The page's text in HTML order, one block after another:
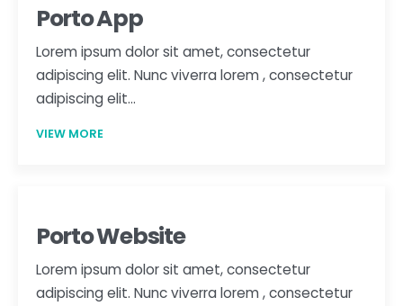
Porto App
Lorem ipsum dolor sit amet, consectetur
adipiscing elit. Nunc viverra lorem , consectetur
adipiscing elit…
VIEW MORE
Porto Website
Lorem ipsum dolor sit amet, consectetur
adipiscing elit. Nunc viverra lorem , consectetur